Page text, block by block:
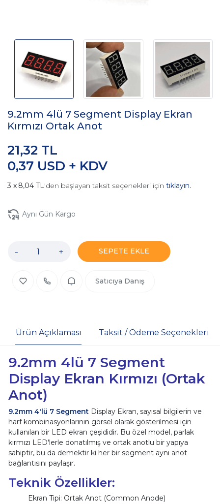
9.2mm 4lü 7 Segment Display Ekran
Kırmızı Ortak Anot
0,37 USD + KDV
21,32 TL
8,04 TL'den başlayan taksit seçenekleri için tıklayın.
Aynı Gün Kargo
- + SEPETE EKLE
Satıcıya Danış
Ürün Açıklaması Taksit / Ödeme Seçenekleri
9.2mm 4lü 7 Segment
Display Ekran Kırmızı (Ortak
Anot)
9.2mm 4'lü 7 Segment Display Ekran, sayısal bilgilerin ve
harf kombinasyonlarının görsel olarak gösterilmesi için
kullanılan bir LED ekran çeşididir. Bu özel model, parlak
kırmızı LED'lerle donatılmış ve ortak anotlu bir yapıya
sahiptir, bu da demektir ki her bir segment aynı anot
bağlantısını paylaşır.
Teknik Özellikler:
Ekran Tipi: Ortak Anot (Common Anode)